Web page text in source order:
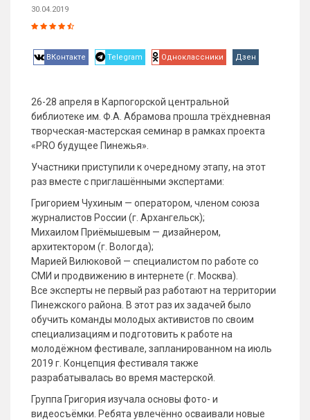
30.04.2019
ВКонтакте Telegram Одноклассники Дзен
26-28 апреля в Карпогорской центральной
библиотеке им. Ф.А. Абрамова прошла трёхдневная
творческая-мастерская семинар в рамках проекта
«PRO будущее Пинежья».
Участники приступили к очередному этапу, на этот
раз вместе с приглашёнными экспертами:
Григорием Чухиным — оператором, членом союза
журналистов России (г. Архангельск);
Михаилом Приёмышевым — дизайнером,
архитектором (г. Вологда);
Марией Вилюковой — специалистом по работе со
СМИ и продвижению в интернете (г. Москва).
Все эксперты не первый раз работают на территории
Пинежского района. В этот раз их задачей было
обучить команды молодых активистов по своим
специализациям и подготовить к работе на
молодёжном фестивале, запланированном на июль
2019 г. Концепция фестиваля также
разрабатывалась во время мастерской.
Группа Григория изучала основы фото- и
видеосъёмки. Ребята увлечённо осваивали новые